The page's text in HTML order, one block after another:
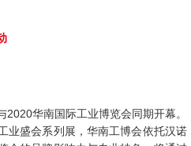
2020华南国际工业博览会同期开幕。
业盛会系列展，华南工博会依托汉诺